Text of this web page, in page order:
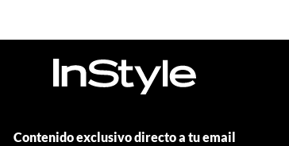
Contenido exclusivo directo a tu email